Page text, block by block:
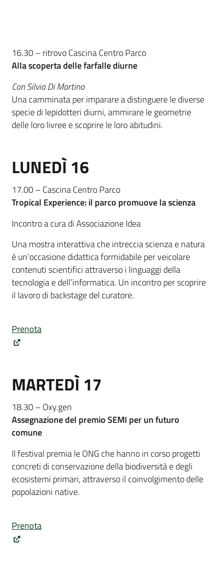
16.30 – ritrovo Cascina Centro Parco
Alla scoperta delle farfalle diurne
Con Silvia Di Martino
Una camminata per imparare a distinguere le diverse
specie di lepidotteri diurni, ammirare le geometrie
delle loro livree e scoprire le loro abitudini.
LUNEDÌ 16
17.00 – Cascina Centro Parco
Tropical Experience: il parco promuove la scienza
Incontro a cura di Associazione Idea
Una mostra interattiva che intreccia scienza e natura
è un’occasione didattica formidabile per veicolare
contenuti scientifici attraverso i linguaggi della
tecnologia e dell’informatica. Un incontro per scoprire
il lavoro di backstage del curatore.
Prenota
MARTEDÌ 17
18.30 – Oxy.gen
Assegnazione del premio SEMI per un futuro
comune
Il festival premia le ONG che hanno in corso progetti
concreti di conservazione della biodiversità e degli
ecosistemi primari, attraverso il coinvolgimento delle
popolazioni native.
Prenota